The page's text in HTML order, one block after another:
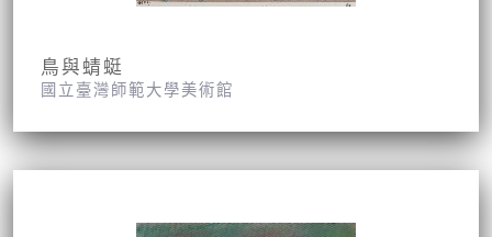
鳥與蜻蜓
國立臺灣師範大學美術館